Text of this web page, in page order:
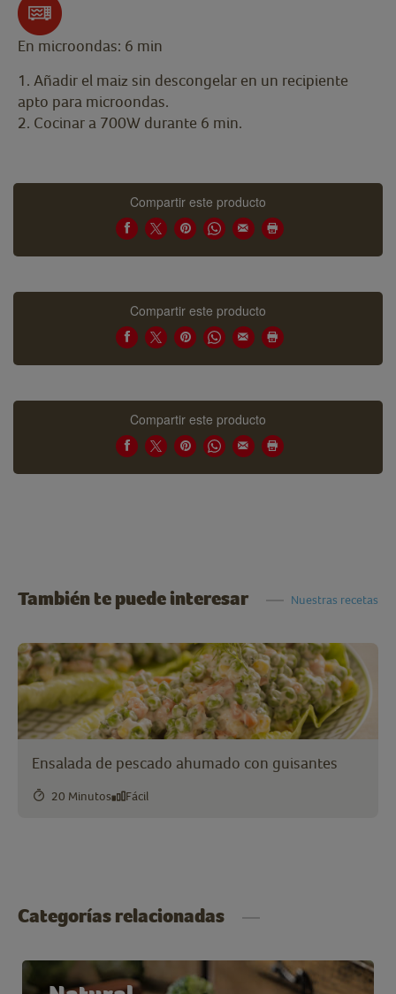
En microondas: 6 min
1. Añadir el maiz sin descongelar en un recipiente
apto para microondas.
2. Cocinar a 700W durante 6 min.
Compartir este producto
Compartir este producto
Compartir este producto
También te puede interesar Nuestras recetas
Ensalada de pescado ahumado con guisantes
20 Minutos Fácil
Categorías relacionadas